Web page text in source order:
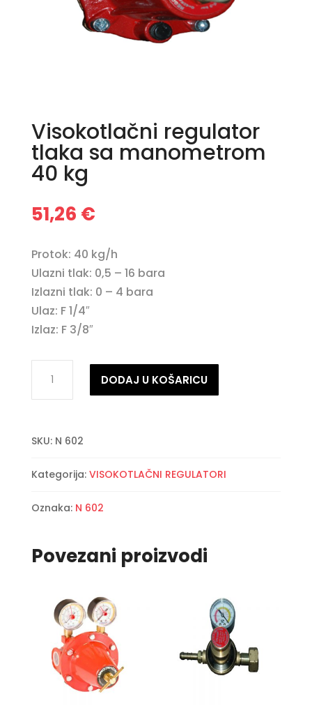
Visokotlačni regulator
tlaka sa manometrom
40 kg
51,26 €
Protok: 40 kg/h
Ulazni tlak: 0,5 – 16 bara
Izlazni tlak: 0 – 4 bara
Ulaz: F 1/4″
Izlaz: F 3/8″
Visokotlačni
regulator
manometrom
kg
količina
DODAJ U KOŠARICU
SKU: N 602
Kategorija: VISOKOTLAČNI REGULATORI
Oznaka: N 602
Povezani proizvodi